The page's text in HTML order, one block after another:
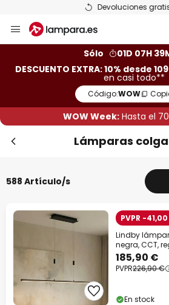
Devoluciones gratis en un
al
Sólo
01D 07H
DESCUENTO EXTRA: 10% desde
en casi todo**
Código:WOW
WOW Week: Hasta el
Lámparas
588 Artículo/s
PVPR -
Lindby
negra, CCT,
185,90 €
PVPR226,90 €
En stock
Descuento
-10% EXTRAdesde
-13% EXTRA.
en casi todo*
Código descuento: